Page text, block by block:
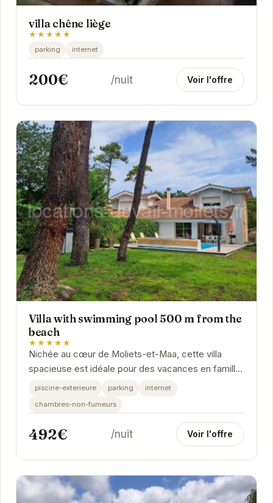
villa chêne liège
★★★★★
parking internet
200€ /nuit Voir l'offre
Villa with swimming pool 500 m from the
beach
★★★★★
Nichée au cœur de Moliets-et-Maa, cette villa
spacieuse est idéale pour des vacances en famille
ou entre amis. Avec sa piscine privée, vous...
piscine-exterieure parking
internet
chambres-non-fumeurs
492€ /nuit Voir l'offre